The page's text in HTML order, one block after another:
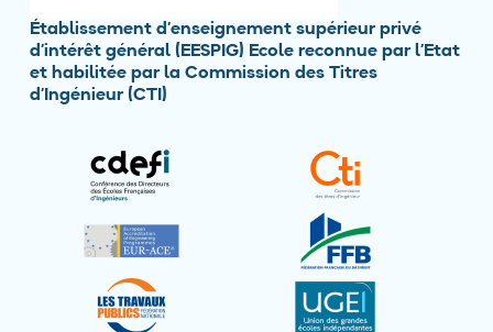
Établissement d’enseignement supérieur privé
d’intérêt général (EESPIG) Ecole reconnue par l’Etat
et habilitée par la Commission des Titres
d’Ingénieur (CTI)